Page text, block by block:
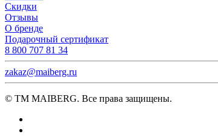
Скидки
Отзывы
О бренде
Подарочный сертификат
8 800 707 81 34
zakaz@maiberg.ru
© ТМ MAIBERG. Все права защищены.